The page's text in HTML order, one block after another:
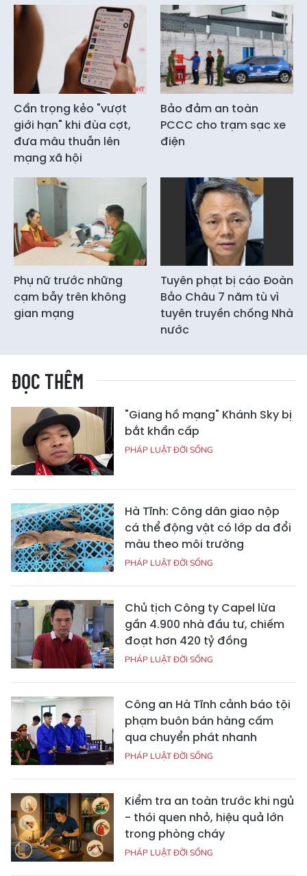
Cẩn trọng kẻo "vượt
giới hạn" khi đùa cợt,
đưa mâu thuẫn lên
mạng xã hội
Bảo đảm an toàn
PCCC cho trạm sạc xe
điện
Phụ nữ trước những
cạm bẫy trên không
gian mạng
Tuyên phạt bị cáo Đoàn
Bảo Châu 7 năm tù vì
tuyên truyền chống Nhà
nước
ĐỌC THÊM
"Giang hồ mạng" Khánh Sky bị
bắt khẩn cấp
PHÁP LUẬT ĐỜI SỐNG
Hà Tĩnh: Công dân giao nộp
cá thể động vật có lớp da đổi
màu theo môi trường
PHÁP LUẬT ĐỜI SỐNG
Chủ tịch Công ty Capel lừa
gần 4.900 nhà đầu tư, chiếm
đoạt hơn 420 tỷ đồng
PHÁP LUẬT ĐỜI SỐNG
Công an Hà Tĩnh cảnh báo tội
phạm buôn bán hàng cấm
qua chuyển phát nhanh
PHÁP LUẬT ĐỜI SỐNG
Kiểm tra an toàn trước khi ngủ
- thói quen nhỏ, hiệu quả lớn
trong phòng cháy
PHÁP LUẬT ĐỜI SỐNG